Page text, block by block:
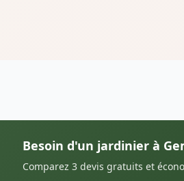
Besoin d'un jardinier à
Comparez 3 devis gratuits et